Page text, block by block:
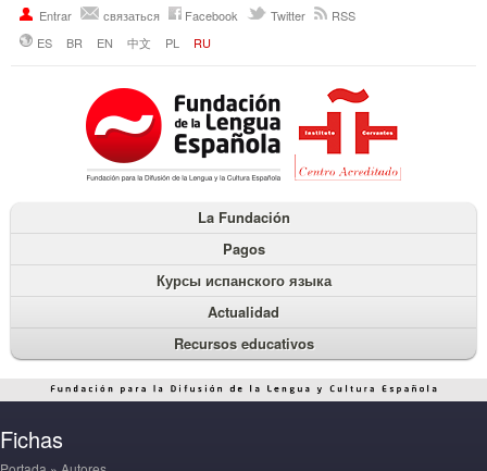
Entrar связаться Facebook Twitter
RSS
ES
BR EN 中文 PL RU
La Fundación
Pagos
Курсы испанского языка
Actualidad
Recursos educativos
Fichas